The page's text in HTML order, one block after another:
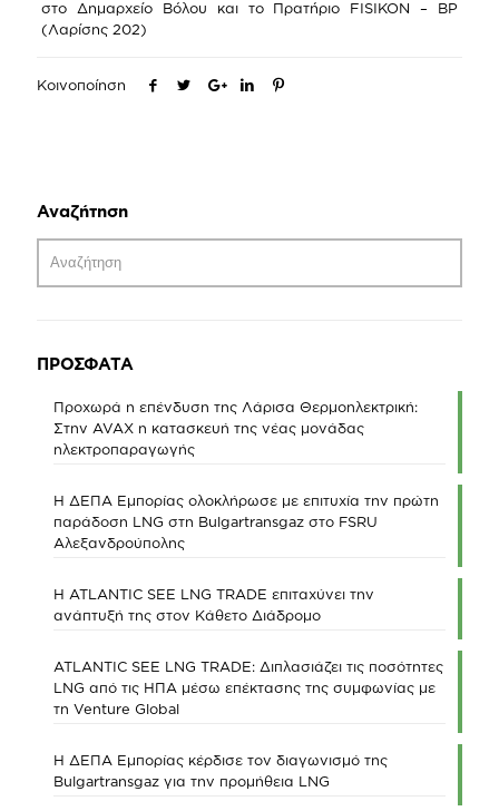
στο Δημαρχείο Βόλου και το Πρατήριο FISIKON – BP
(Λαρίσης 202)
Κοινοποίηση
Αναζήτηση
ΠΡΟΣΦΑΤΑ
Προχωρά η επένδυση της Λάρισα Θερμοηλεκτρική:
Στην AVAX η κατασκευή της νέας μονάδας
ηλεκτροπαραγωγής
Η ΔΕΠΑ Εμπορίας ολοκλήρωσε με επιτυχία την πρώτη
παράδοση LNG στη Bulgartransgaz στο FSRU
Αλεξανδρούπολης
Η ATLANTIC SEE LNG TRADE επιταχύνει την
ανάπτυξή της στον Κάθετο Διάδρομο
ATLANTIC SEE LNG TRADE: Διπλασιάζει τις ποσότητες
LNG από τις ΗΠΑ μέσω επέκτασης της συμφωνίας με
τη Venture Global
Η ΔΕΠΑ Εμπορίας κέρδισε τον διαγωνισμό της
Bulgartransgaz για την προμήθεια LNG